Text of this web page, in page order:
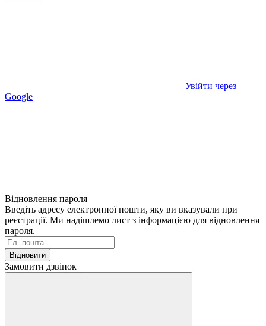
Увійти через
Google
Відновлення пароля
Введіть адресу електронної пошти, яку ви вказували при
реєстрації. Ми надішлемо лист з інформацією для відновлення
пароля.
Відновити
Замовити дзвінок